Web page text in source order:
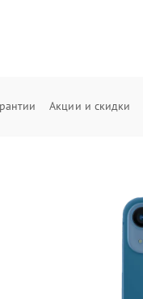
Акции и скидки